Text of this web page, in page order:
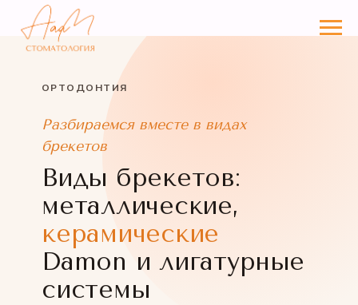
ОРТОДОНТИЯ
Разбираемся вместе в видах
брекетов
Виды брекетов:
металлические,
керамические
Damon и лигатурные
системы